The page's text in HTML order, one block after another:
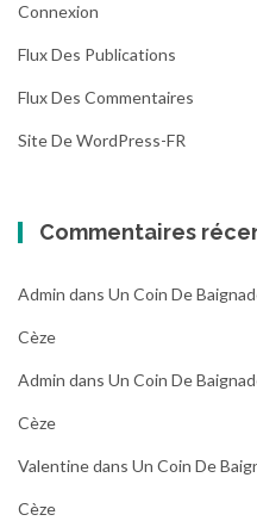
Connexion
Flux Des Publications
Flux Des Commentaires
Site De WordPress-FR
Commentaires
Admin dans Un Coin De
Cèze
Admin dans Un Coin De
Cèze
Valentinedans Un Coin De
Cèze